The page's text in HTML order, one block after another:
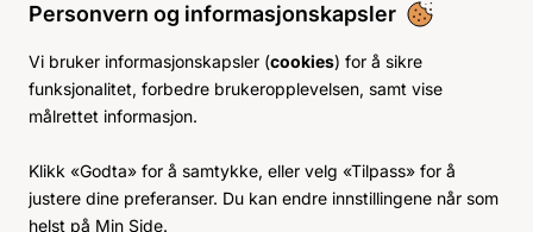
Personvern og informasjonskapsler
Vi bruker informasjonskapsler (cookies) for å sikre
funksjonalitet, forbedre brukeropplevelsen, samt vise
målrettet informasjon.
Klikk «Godta» for å samtykke, eller velg «Tilpass» for å
justere dine preferanser. Du kan endre innstillingene når som
helst på Min Side.
ÅPNINGSTIDER ORDREKONTOR
Man-Fre:08–16
Lør-Søn: Stengt
Helligdager: Stengt
KJØPSVILKÅR
BLI KUNDE